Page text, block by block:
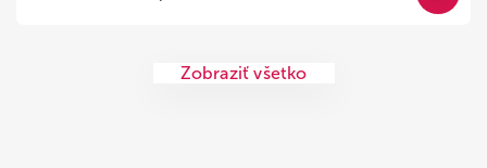
Zobraziť všetko